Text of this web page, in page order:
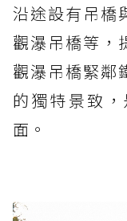
沿途設有吊橋
觀瀑吊橋等，
觀瀑吊橋緊鄰
的獨特景致
面。